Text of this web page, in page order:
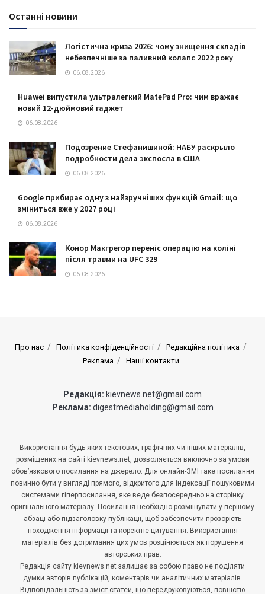
Останні новини
Логістична криза 2026: чому знищення складів
небезпечніше за паливний колапс 2022 року
06.08.2026
Huawei випустила ультралегкий MatePad Pro: чим вражає
новий 12-дюймовий гаджет
06.08.2026
Подозрение Стефанишиной: НАБУ раскрыло
подробности дела экспосла в США
06.08.2026
Google прибирає одну з найзручніших функцій Gmail: що
зміниться вже у 2027 році
06.08.2026
Конор Макгрегор переніс операцію на коліні
після травми на UFC 329
06.08.2026
Про нас Політика конфіденційності
Редакційна політика
Реклама
Наші контакти
Редакція: kievnews.net@gmail.com
Реклама: digestmediaholding@gmail.com
Використання будь-яких текстових, графічних чи інших матеріалів,
розміщених на сайті kievnews.net, дозволяється виключно за умови
обов’язкового посилання на джерело. Для онлайн-ЗМІ таке посилання
повинно бути у вигляді прямого, відкритого для індексації пошуковими
системами гіперпосилання, яке веде безпосередньо на сторінку
оригінального матеріалу. Посилання необхідно розміщувати у першому
абзаці або підзаголовку публікації, щоб забезпечити прозорість
походження інформації та коректне цитування. Використання
матеріалів без дотримання цих умов розцінюється як порушення
авторських прав.
Редакція сайту kievnews.net залишає за собою право не поділяти
думки авторів публікацій, коментарів чи аналітичних матеріалів.
Відповідальність за зміст статей, що передруковуються, повністю